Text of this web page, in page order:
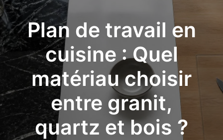
Plan de travail en
cuisine : Quel
matériau choisir
entre granit,
quartz et bois ?